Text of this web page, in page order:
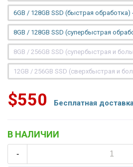
6GB / 128GB SSD (быстрая обработка)
8GB / 128GB SSD (супербыстрая
8GB / 256GB SSD (супербыстрая и
12GB / 256GB SSD (сверхбыстрая и
$550 Бесплатная
В НАЛИЧИИ
-